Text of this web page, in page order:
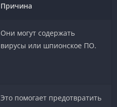
Причина
Они могут содержать
вирусы или шпионское ПО.
Это помогает предотвратить